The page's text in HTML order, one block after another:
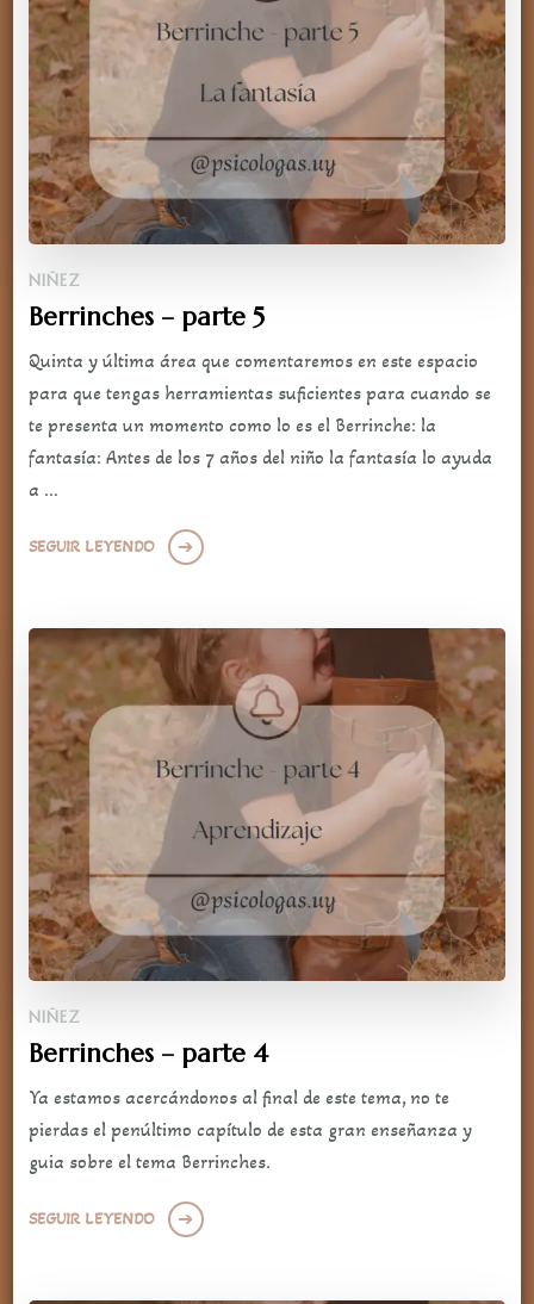
NIÑEZ
Berrinches – parte 5
Quinta y última área que comentaremos en este espacio
para que tengas herramientas suficientes para cuando se
te presenta un momento como lo es el Berrinche: la
fantasía: Antes de los 7 años del niño la fantasía lo ayuda
a …
SEGUIR LEYENDO
NIÑEZ
Berrinches – parte 4
Ya estamos acercándonos al final de este tema, no te
pierdas el penúltimo capítulo de esta gran enseñanza y
guia sobre el tema Berrinches.
SEGUIR LEYENDO